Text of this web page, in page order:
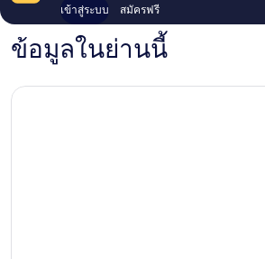
เข้าสู่ระบบ สมัครฟรี
ข้อมูลในย่านนี้